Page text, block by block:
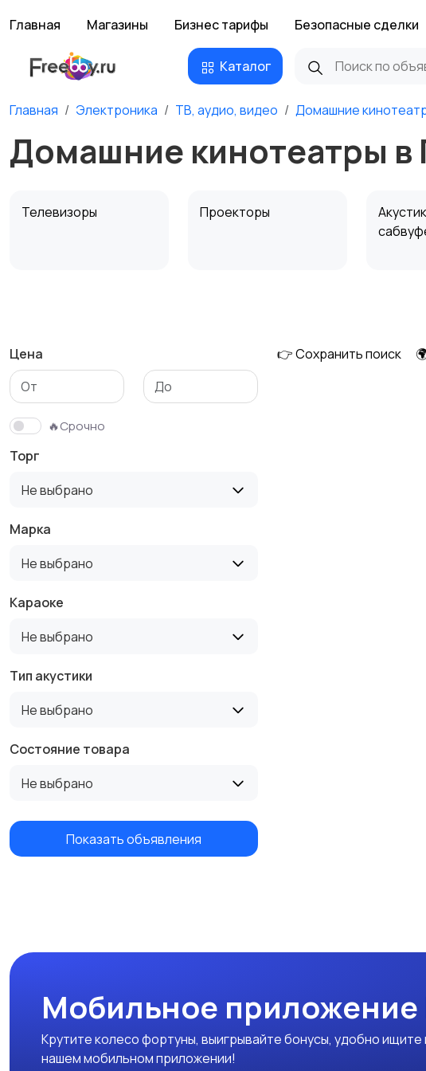
Главная Магазины Бизнес тарифы Безопасные сделки
Каталог
Главная Электроника ТВ, аудио, видео Домашние
Домашние кинотеатры в
Телевизоры Проекторы
Аксессуары
Цена
🔥Срочно
Торг
Не выбрано
Марка
Не выбрано
Караоке
Не выбрано
Тип акустики
Не выбрано
Состояние товара
Не выбрано
Показать объявления
👉 Сохранить поиск
Мобильное приложение
Крутите колесо фортуны, выигрывайте бонусы, удобно
нашем мобильном приложении!